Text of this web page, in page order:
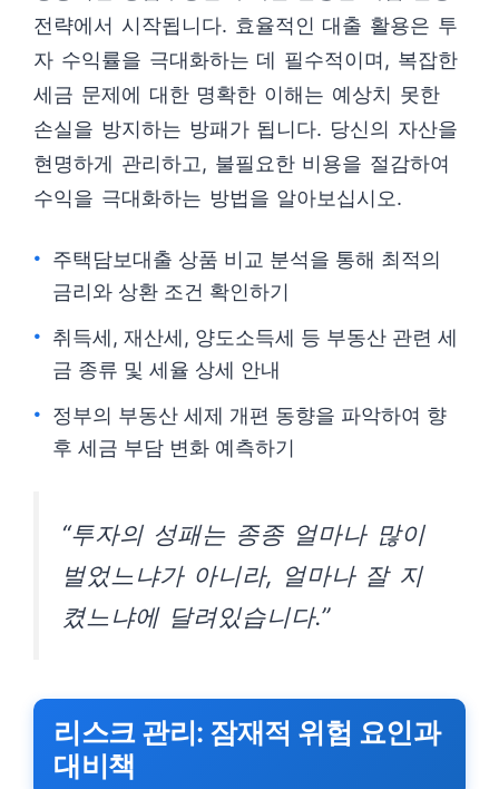
전략에서 시작됩니다. 효율적인 대출 활용은 투
자 수익률을 극대화하는 데 필수적이며, 복잡한
세금 문제에 대한 명확한 이해는 예상치 못한
손실을 방지하는 방패가 됩니다. 당신의 자산을
현명하게 관리하고, 불필요한 비용을 절감하여
수익을 극대화하는 방법을 알아보십시오.
주택담보대출 상품 비교 분석을 통해 최적의
금리와 상환 조건 확인하기
취득세, 재산세, 양도소득세 등 부동산 관련 세
금 종류 및 세율 상세 안내
정부의 부동산 세제 개편 동향을 파악하여 향
후 세금 부담 변화 예측하기
“투자의 성패는 종종 얼마나 많이
벌었느냐가 아니라, 얼마나 잘 지
켰느냐에 달려있습니다.”
리스크 관리: 잠재적 위험 요인과
대비책